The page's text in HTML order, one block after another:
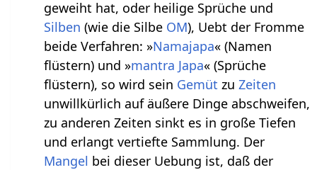
geweiht hat, oder heilige Sprüche und
Silben (wie die Silbe OM), Uebt der Fromme
beide Verfahren: »Namajapa« (Namen
flüstern) und »mantra Japa« (Sprüche
flüstern), so wird sein Gemüt zuZeiten
unwillkürlich auf äußere Dinge abschweifen,
zu anderen Zeiten sinkt es in große Tiefen
und erlangt vertiefte Sammlung. Der
Mangel bei dieser Uebung ist, daß der